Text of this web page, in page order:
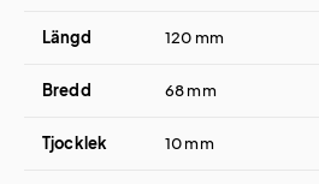
Längd 120 mm
Bredd 68 mm
Tjocklek 10 mm